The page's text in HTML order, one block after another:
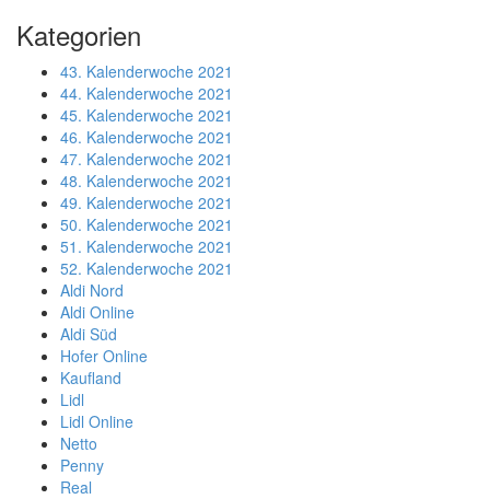
Kategorien
43. Kalenderwoche 2021
44. Kalenderwoche 2021
45. Kalenderwoche 2021
46. Kalenderwoche 2021
47. Kalenderwoche 2021
48. Kalenderwoche 2021
49. Kalenderwoche 2021
50. Kalenderwoche 2021
51. Kalenderwoche 2021
52. Kalenderwoche 2021
Aldi Nord
Aldi Online
Aldi Süd
Hofer Online
Kaufland
Lidl
Lidl Online
Netto
Penny
Real